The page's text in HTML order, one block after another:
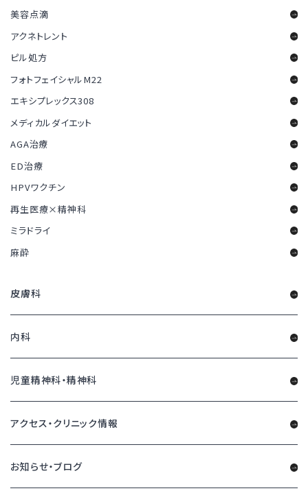
美容点滴
アクネトレント
ピル処方
フォトフェイシャルM22
エキシプレックス308
メディカルダイエット
AGA治療
ED治療
HPVワクチン
再生医療×精神科
ミラドライ
麻酔
皮膚科
内科
児童精神科・精神科
アクセス・クリニック情報
お知らせ・ブログ